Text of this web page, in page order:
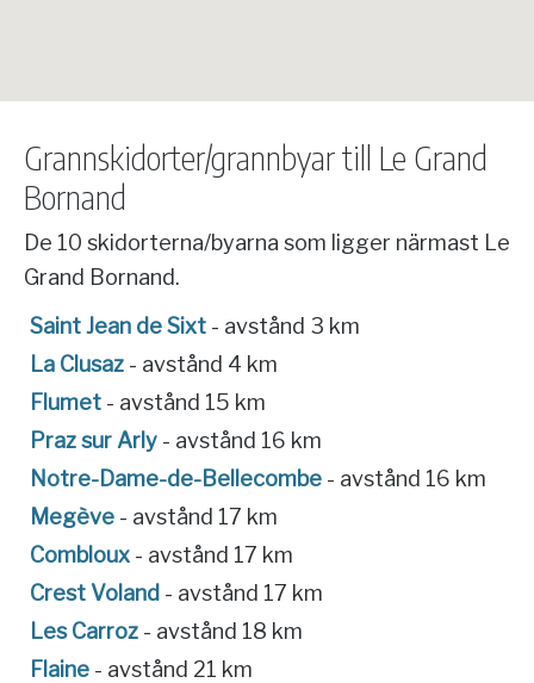
Grannskidorter/grannbyar till Le Grand
Bornand
De 10 skidorterna/byarna som ligger närmast Le
Grand Bornand.
Saint Jean de Sixt - avstånd 3 km
La Clusaz - avstånd 4 km
Flumet - avstånd 15 km
Praz sur Arly - avstånd 16 km
Notre-Dame-de-Bellecombe - avstånd 16 km
Megève - avstånd 17 km
Combloux - avstånd 17 km
Crest Voland - avstånd 17 km
Les Carroz - avstånd 18 km
Flaine - avstånd 21 km